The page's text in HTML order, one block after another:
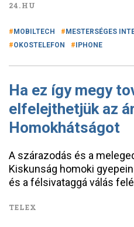
24.HU
MOBILTECH MESTERSÉGES
OKOSTELEFON
IPHONE
Ha ez így megy
elfelejthetjük az
Homokhátságot
A szárazodás és a
Kiskunság homoki
és a félsivataggá válás
TELEX